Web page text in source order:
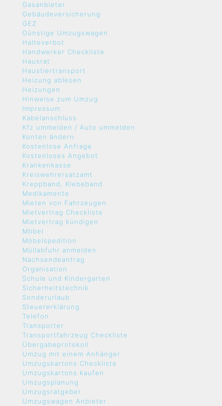
Gasanbieter
Gebäudeversicherung
GEZ
Günstige Umzugswagen
Halteverbot
Handwerker Checkliste
Hausrat
Haustiertransport
Heizung ablesen
Heizungen
Hinweise zum Umzug
Impressum
Kabelanschluss
Kfz ummelden / Auto ummelden
Konten ändern
Kostenlose Anfrage
Kostenloses Angebot
Krankenkasse
Kreiswehrersatzamt
Kreppband, Klebeband
Medikamente
Mieten von Fahrzeugen
Mietvertrag Checkliste
Mietvertrag kündigen
Möbel
Möbelspedition
Müllabfuhr anmelden
Nachsendeantrag
Organisation
Schule und Kindergarten
Sicherheitstechnik
Sonderurlaub
Steuererklärung
Telefon
Transporter
Transportfahrzeug Checkliste
Übergabeprotokoll
Umzug mit einem Anhänger
Umzugskartons Checkliste
Umzugskartons kaufen
Umzugsplanung
Umzugsratgeber
Umzugswagen Anbieter